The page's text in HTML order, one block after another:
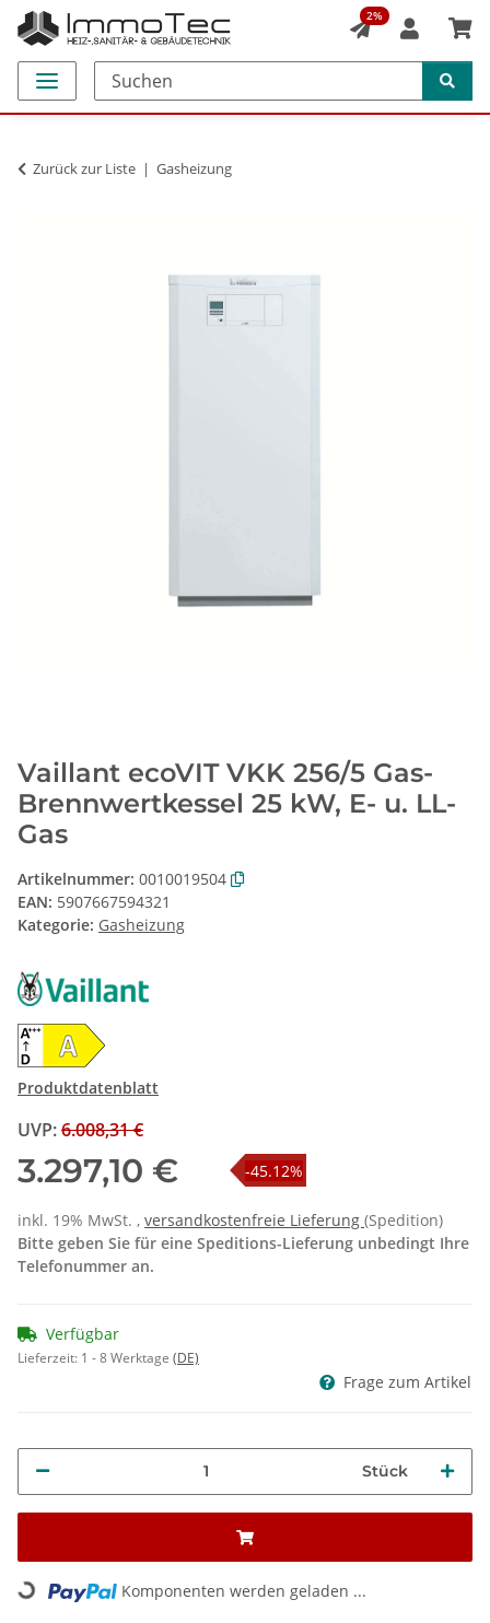
2%
Zurück zur Liste Gasheizung
Vaillant ecoVIT VKK 256/5 Gas-
Brennwertkessel 25 kW, E- u. LL-
Gas
Artikelnummer: 0010019504
EAN: 5907667594321
Kategorie: Gasheizung
Produktdatenblatt
UVP:6.008,31 €
-45.12%
3.297,10 €
inkl. 19% MwSt. , versandkostenfreie Lieferung (Spedition)
Bitte geben Sie für eine Speditions-Lieferung unbedingt Ihre
Telefonummer an.
Verfügbar
Lieferzeit: 1 - 8 Werktage (DE)
Frage zum Artikel
Stück
Loading... Komponenten werden geladen ...